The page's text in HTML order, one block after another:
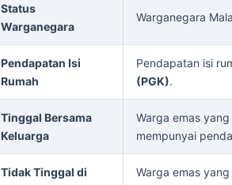
Status
Warganegara
Warganegara
Pendapatan Isi
Rumah
Pendapatan isi
(PGK).
Tinggal Bersama
Keluarga
Warga emas
mempunyai
Tidak Tinggal di
Warga emas